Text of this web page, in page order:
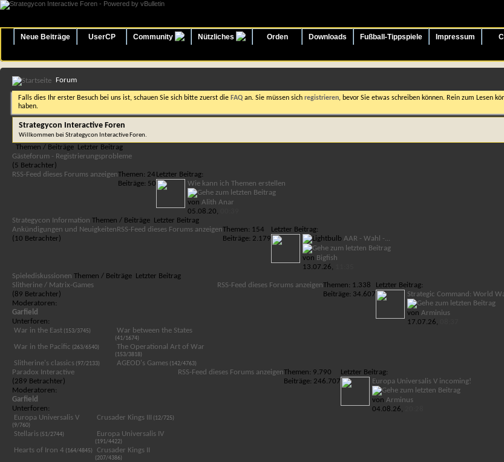
Neue Beiträge UserCP Community Nützliches Orden Downloads Fußball-Tippspiele Impressum
Forum
Falls dies Ihr erster Besuch bei uns ist, schauen Sie sich bitte zuerst die FAQ an. Sie müssen sich registrieren, bevor Sie etwas schreiben können. Rein zum Lesen
haben.
Strategycon Interactive Foren
Willkommen bei Strategycon Interactive Foren.
Themen / Beiträge Letzter Beitrag
Gästeforum - Registrierungsprobleme
(5 Betrachter)
RSS-Feed dieses Forums anzeigenThemen: 24
Beiträge: 50
Letzter Beitrag:
Wie kann ich Themen erstellen
von Alith Anar
05.08.20,
Strategycon Information Themen / Beiträge Letzter Beitrag
Ankündigungen und Neuigkeiten
(10 Betrachter)
RSS-Feed dieses Forums anzeigenThemen: 154
Beiträge: 2.179
Letzter Beitrag:
AAR - Wahl -...
von Bigfish
13.07.26,
Spielediskussionen Themen / Beiträge Letzter Beitrag
Slitherine / Matrix-Games
(89 Betrachter)
Moderatoren:
Garfield
Unterforen:
War in the East (153/3745) War between the States
(41/1674)
War in the Pacific (263/6540) The Operational Art of War
(153/3818)
Slitherine's classics (97/2133) AGEOD's Games(142/4763)
RSS-Feed dieses Forums anzeigenThemen: 1.338
Beiträge: 34.607
Letzter Beitrag:
Strategic Command: World
von Arminius
17.07.26,
Paradox Interactive
(289 Betrachter)
Moderatoren:
Garfield
Unterforen:
Europa Universalis V
(9/760)
Crusader Kings III (12/725)
Stellaris (51/2744) Europa Universalis IV
(191/4422)
Hearts of Iron 4 (164/4845) Crusader Kings II
(207/4386)
RSS-Feed dieses Forums anzeigenThemen: 9.790
Beiträge: 246.707
Letzter Beitrag:
Europa Universalis V incoming!
von Arminus
04.08.26,